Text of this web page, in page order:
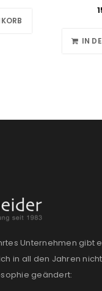
IN
Unternehmen gibt
in all den Jahren
geändert: